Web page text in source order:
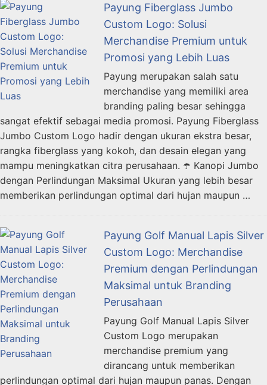
Payung Fiberglass Jumbo
Custom Logo: Solusi
Merchandise Premium untuk
Promosi yang Lebih Luas
Payung merupakan salah satu
merchandise yang memiliki area
branding paling besar sehingga
sangat efektif sebagai media promosi. Payung Fiberglass
Jumbo Custom Logo hadir dengan ukuran ekstra besar,
rangka fiberglass yang kokoh, dan desain elegan yang
mampu meningkatkan citra perusahaan. ☂️ Kanopi Jumbo
dengan Perlindungan Maksimal Ukuran yang lebih besar
memberikan perlindungan optimal dari hujan maupun …
Payung Golf Manual Lapis Silver
Custom Logo: Merchandise
Premium dengan Perlindungan
Maksimal untuk Branding
Perusahaan
Payung Golf Manual Lapis Silver
Custom Logo merupakan
merchandise premium yang
dirancang untuk memberikan
perlindungan optimal dari hujan maupun panas. Dengan